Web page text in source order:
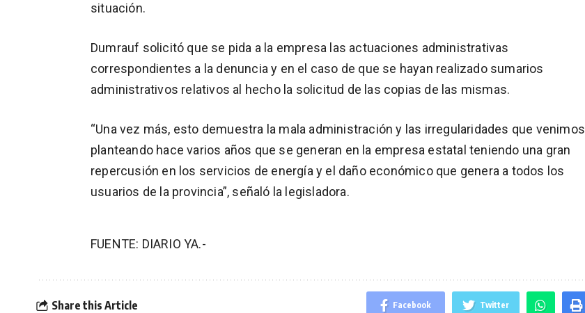
situación.
Dumrauf solicitó que se pida a la empresa las actuaciones administrativas
correspondientes a la denuncia y en el caso de que se hayan realizado sumarios
administrativos relativos al hecho la solicitud de las copias de las mismas.
“Una vez más, esto demuestra la mala administración y las irregularidades que venimos
planteando hace varios años que se generan en la empresa estatal teniendo una gran
repercusión en los servicios de energía y el daño económico que genera a todos los
usuarios de la provincia”, señaló la legisladora.
FUENTE: DIARIO YA.-
Share this Article Facebook Twitter